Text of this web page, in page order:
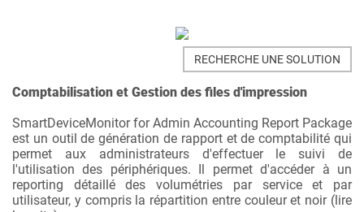
RECHERCHE UNE SOLUTION
Comptabilisation et Gestion des files d'impression
SmartDeviceMonitor for Admin Accounting Report Package
est un outil de génération de rapport et de comptabilité qui
permet aux administrateurs d'effectuer le suivi de
l'utilisation des périphériques. Il permet d'accéder à un
reporting détaillé des volumétries par service et par
utilisateur, y compris la répartition entre couleur et noir (lire